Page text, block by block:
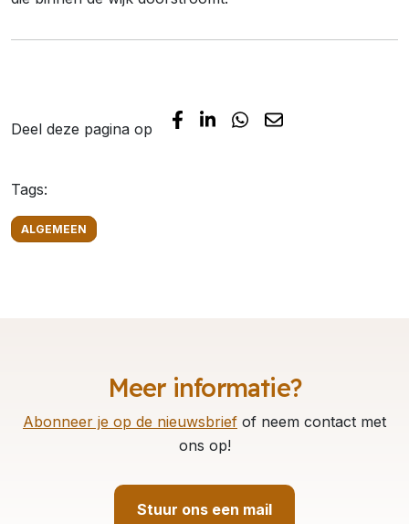
Deel deze pagina op
Tags:
ALGEMEEN
Meer informatie?
Abonneer je op de nieuwsbrief of neem contact met
ons op!
Stuur ons een mail